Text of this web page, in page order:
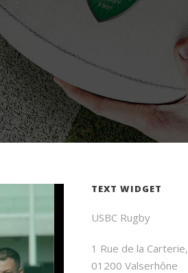
TEXT WIDGET
USBC Rugby
1 Rue de la Carterie,
01200 Valserhône